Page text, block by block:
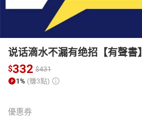
说话滴水不漏有绝招【有聲書】
$332 $431
1% (賺3點)
優惠券